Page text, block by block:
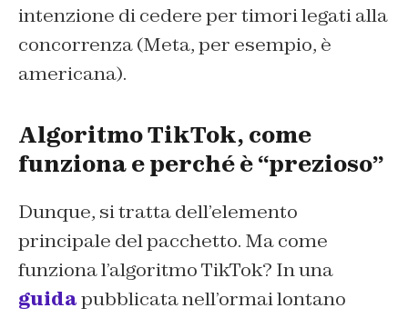
intenzione di cedere per timori legati alla
concorrenza (Meta, per esempio, è
americana).
Algoritmo TikTok, come
funziona e perché è “prezioso”
Dunque, si tratta dell’elemento
principale del pacchetto. Ma come
funziona l’algoritmo TikTok? In una
guidapubblicata nell’ormai lontano